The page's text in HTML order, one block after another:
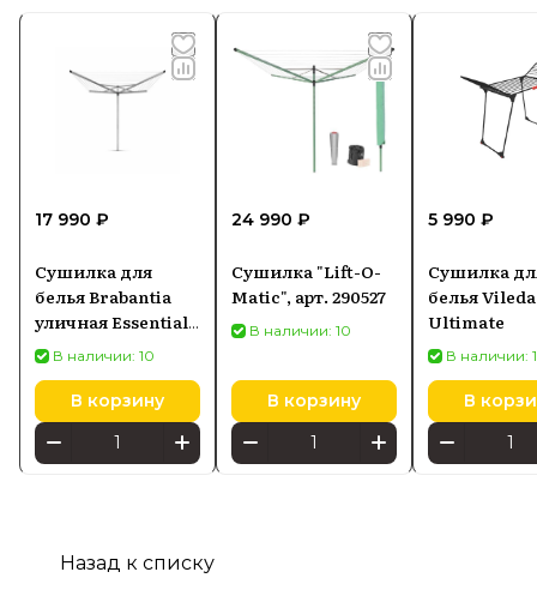
17 990 ₽
Сушилка для
белья Brabantia
уличная Essential
50 м, серый
металлик
В наличии: 10
В корзину
24 990 ₽
Сушилка "Lift-O-
Matic", арт. 290527
В наличии: 10
В корзину
5 990 ₽
Сушилка
белья
Ultimate​
В наличии:
В
Назад к списку